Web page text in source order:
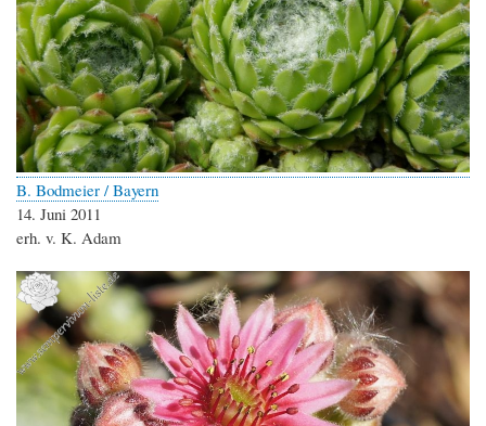
B. Bodmeier / Bayern
14. Juni 2011
erh. v. K. Adam